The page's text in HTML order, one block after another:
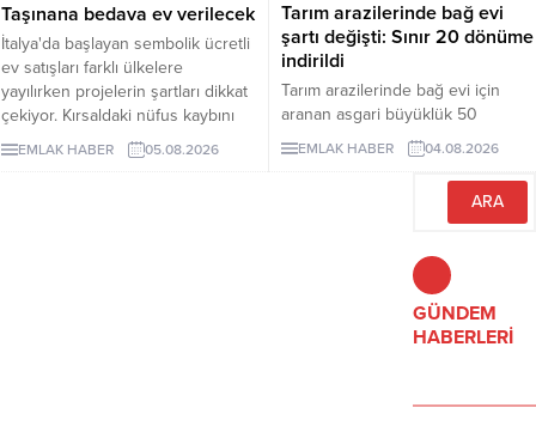
hedefleniyor.
Taşınana bedava ev verilecek
İtalya'da başlayan sembolik ücretli
ev satışları farklı ülkelere
yayılırken projelerin şartları dikkat
çekiyor. Kırsaldaki nüfus kaybını
önlemeyi amaçlayan
uygulamalarda evler ücretsiz veya
EMLAK HABER 05.08.2026
Tarım arazilerinde bağ evi
şartı değişti: Sınır 20 dönüme
indirildi
Tarım arazilerinde bağ evi için
aranan asgari büyüklük 50
dönümden 20 dönüme indirildi.
Düzenleme, izinsiz bungalovları
otomatik olarak yasallaştırmıyor.
EMLAK HABER 04.08.2026
GÜNDEM
HABERLERİ